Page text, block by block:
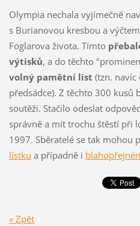
Olympia nechala vyjímečně
s Burianovou kresbou a
Foglarova života. Tímto
výtisků, a do těchto
volný pamětní list (tzn.
předsádce). Z těchto 300 kusů
soutěži. Stačilo odeslat
správně a mít trochu štěstí při
1997. Sběratelé se tak mohou
lístku a případně i
« Zpět